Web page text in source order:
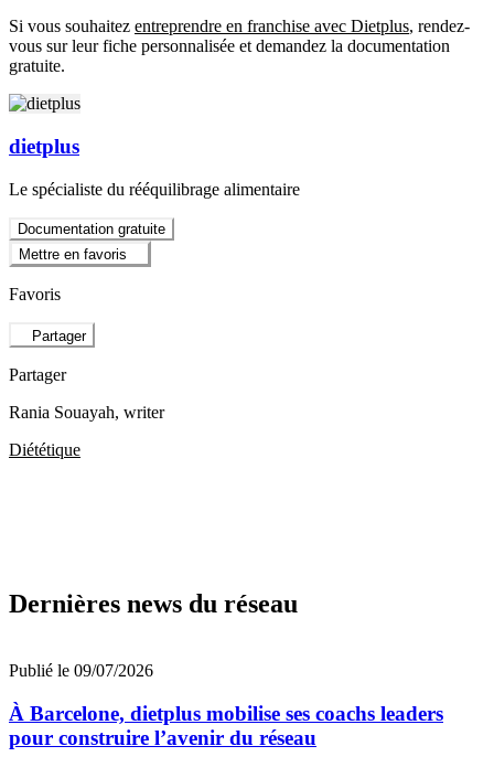
Si vous souhaitez entreprendre en franchise avec Dietplus, rendez-
vous sur leur fiche personnalisée et demandez la documentation
gratuite.
dietplus
Le spécialiste du rééquilibrage alimentaire
Documentation gratuite
Mettre en favoris
Favoris
Partager
Partager
Rania Souayah, writer
Diététique
Dernières news du réseau
Publié le 09/07/2026
À Barcelone, dietplus mobilise ses coachs leaders
pour construire l’avenir du réseau